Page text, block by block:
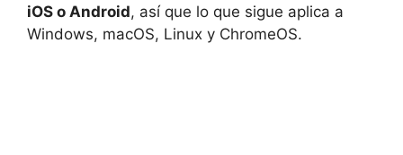
iOS o Android, así que lo que sigue aplica a
Windows, macOS, Linux y ChromeOS.